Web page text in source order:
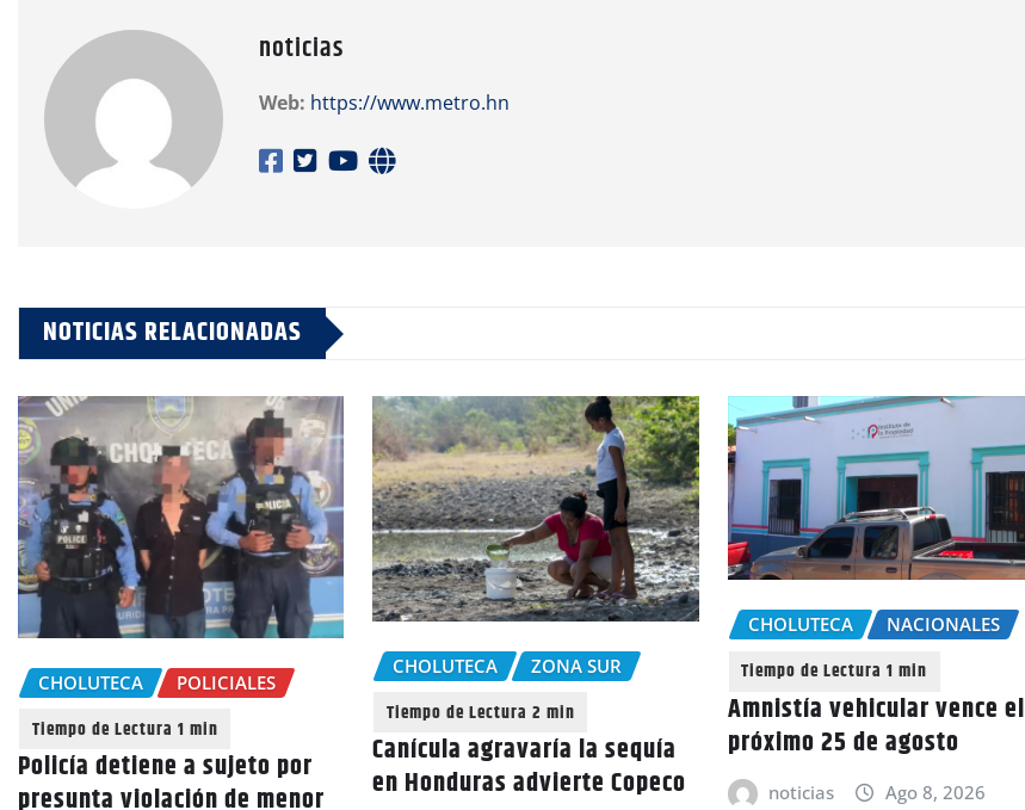
noticias
Web: https://www.metro.hn
NOTICIAS RELACIONADAS
CHOLUTECA POLICIALES
Policía detiene a sujeto por
presunta violación de menor
CHOLUTECA ZONA SUR
Canícula agravaría la sequía
en Honduras advierte Copeco
CHOLUTECA NACIONALES
Amnistía vehicular vence el
próximo 25 de agosto
noticias Ago 8, 2026